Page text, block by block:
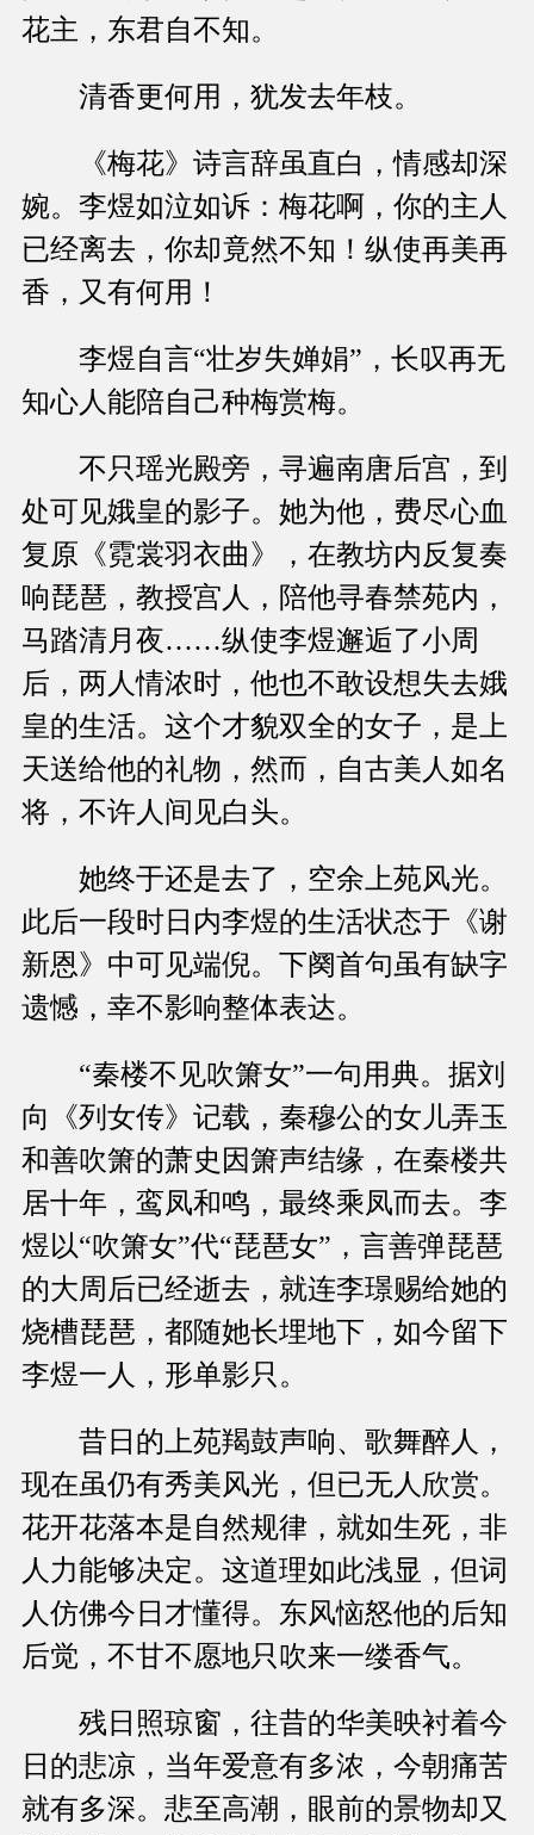
花主，东君自不知。
清香更何用，犹发去年枝。
《梅花》诗言辞虽直白，情感却深
婉。李煜如泣如诉：梅花啊，你的主人
已经离去，你却竟然不知！纵使再美再
香，又有何用！
李煜自言“壮岁失婵娟”，长叹再无
知心人能陪自己种梅赏梅。
不只瑶光殿旁，寻遍南唐后宫，到
处可见娥皇的影子。她为他，费尽心血
复原《霓裳羽衣曲》，在教坊内反复奏
响琵琶，教授宫人，陪他寻春禁苑内，
马踏清月夜……纵使李煜邂逅了小周
后，两人情浓时，他也不敢设想失去娥
皇的生活。这个才貌双全的女子，是上
天送给他的礼物，然而，自古美人如名
将，不许人间见白头。
她终于还是去了，空余上苑风光。
此后一段时日内李煜的生活状态于《谢
新恩》中可见端倪。下阕首句虽有缺字
遗憾，幸不影响整体表达。
“秦楼不见吹箫女”一句用典。据刘
向《列女传》记载，秦穆公的女儿弄玉
和善吹箫的萧史因箫声结缘，在秦楼共
居十年，鸾凤和鸣，最终乘凤而去。李
煜以“吹箫女”代“琵琶女”，言善弹琵琶
的大周后已经逝去，就连李璟赐给她的
烧槽琵琶，都随她长埋地下，如今留下
李煜一人，形单影只。
昔日的上苑羯鼓声响、歌舞醉人，
现在虽仍有秀美风光，但已无人欣赏。
花开花落本是自然规律，就如生死，非
人力能够决定。这道理如此浅显，但词
人仿佛今日才懂得。东风恼怒他的后知
后觉，不甘不愿地只吹来一缕香气。
残日照琼窗，往昔的华美映衬着今
日的悲凉，当年爱意有多浓，今朝痛苦
就有多深。悲至高潮，眼前的景物却又